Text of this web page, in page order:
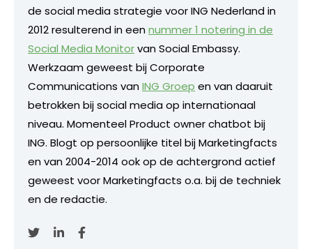
de social media strategie voor ING Nederland in
2012 resulterend in eennummer 1 notering in de
Social Media Monitorvan Social Embassy.
Werkzaam geweest bij Corporate
Communications vanING Groep en van daaruit
betrokken bij social media op internationaal
niveau. Momenteel Product owner chatbot bij
ING. Blogt op persoonlijke titel bij Marketingfacts
en van 2004-2014 ook op de achtergrond actief
geweest voor Marketingfacts o.a. bij de techniek
en de redactie.